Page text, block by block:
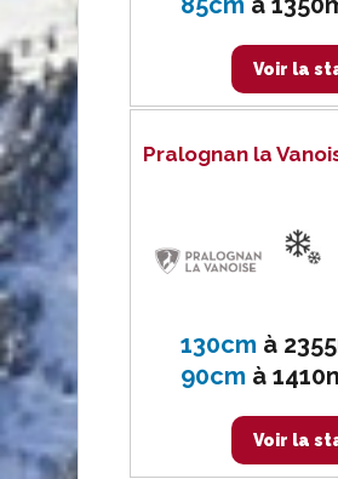
Voir la
Pralognan la
130cm à
90cm à
Voir la